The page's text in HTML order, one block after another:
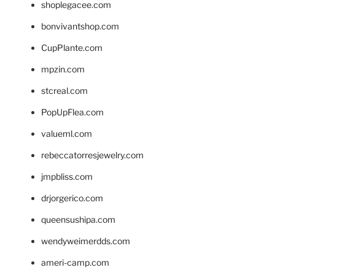
shoplegacee.com
bonvivantshop.com
CupPlante.com
mpzin.com
stcreal.com
PopUpFlea.com
valueml.com
rebeccatorresjewelry.com
jmpbliss.com
drjorgerico.com
queensushipa.com
wendyweimerdds.com
ameri-camp.com